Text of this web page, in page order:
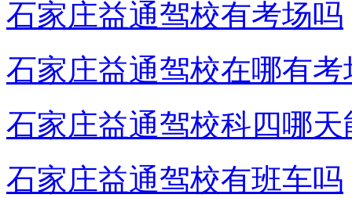
石家庄益通驾校有考场吗
石家庄益通驾校在哪有考
石家庄益通驾校科四哪天
石家庄益通驾校有班车吗